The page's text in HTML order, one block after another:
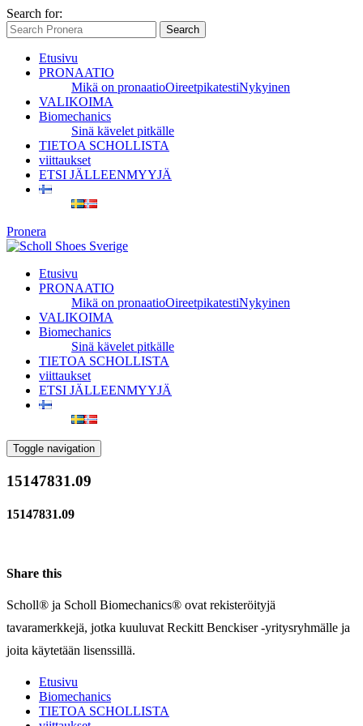
Search for:
Search
Etusivu
PRONAATIO
Mikä on pronaatioOireetpikatestiNykyinen
VALIKOIMA
Biomechanics
Sinä kävelet pitkälle
TIETOA SCHOLLISTA
viittaukset
ETSI JÄLLEENMYYJÄ
Pronera
Etusivu
PRONAATIO
Mikä on pronaatioOireetpikatestiNykyinen
VALIKOIMA
Biomechanics
Sinä kävelet pitkälle
TIETOA SCHOLLISTA
viittaukset
ETSI JÄLLEENMYYJÄ
Toggle navigation
15147831.09
15147831.09
Share this
Scholl® ja Scholl Biomechanics® ovat rekisteröityjä
tavaramerkkejä, jotka kuuluvat Reckitt Benckiser -yritysryhmälle ja
joita käytetään lisenssillä.
Etusivu
Biomechanics
TIETOA SCHOLLISTA